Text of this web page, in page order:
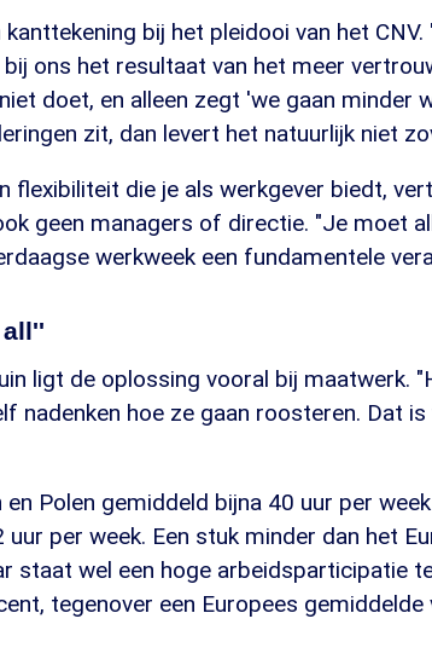
bij het pleidooi van het CNV.
ons het resultaat van het meer
doet, en alleen zegt 'we gaan minder
zit, dan levert het natuurlijk niet
flexibiliteit die je als werkgever biedt,
geen managers of directie. "Je moet
werkweek een fundamentele
ligt de oplossing vooral bij maatwerk.
nadenken hoe ze gaan roosteren. Dat is
Polen gemiddeld bijna 40 uur per
per week. Een stuk minder dan het
staat wel een hoge arbeidsparticipatie
tegenover een Europees gemiddelde